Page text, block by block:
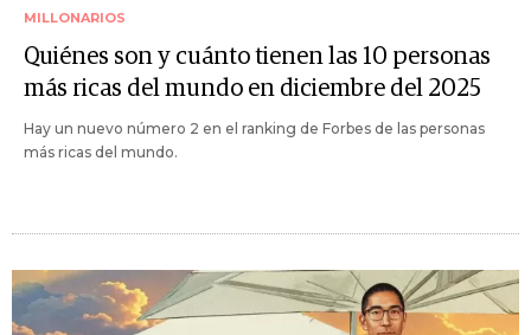
MILLONARIOS
Quiénes son y cuánto tienen las 10 personas
más ricas del mundo en diciembre del 2025
Hay un nuevo número 2 en el ranking de Forbes de las personas
más ricas del mundo.